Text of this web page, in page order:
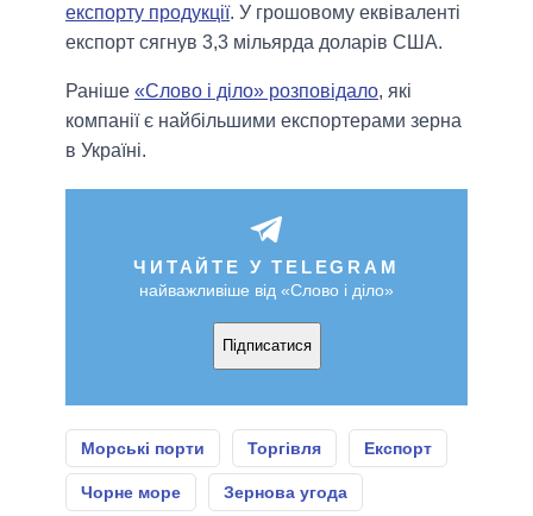
експорту продукції. У грошовому еквіваленті
експорт сягнув 3,3 мільярда доларів США.
Раніше «Слово і діло» розповідало, які
компанії є найбільшими експортерами зерна
в Україні.
ЧИТАЙТЕ У TELEGRAM
найважливіше від «Слово і діло»
Підписатися
Морські порти Торгівля Експорт
Чорне море Зернова угода